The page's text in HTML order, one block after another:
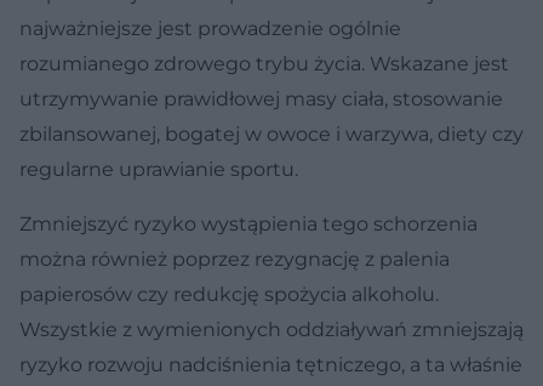
najważniejsze jest prowadzenie ogólnie
rozumianego zdrowego trybu życia. Wskazane jest
utrzymywanie prawidłowej masy ciała, stosowanie
zbilansowanej, bogatej w owoce i warzywa, diety czy
regularne uprawianie sportu.
Zmniejszyć ryzyko wystąpienia tego schorzenia
można również poprzez rezygnację z palenia
papierosów czy redukcję spożycia alkoholu.
Wszystkie z wymienionych oddziaływań zmniejszają
ryzyko rozwoju nadciśnienia tętniczego, a ta właśnie